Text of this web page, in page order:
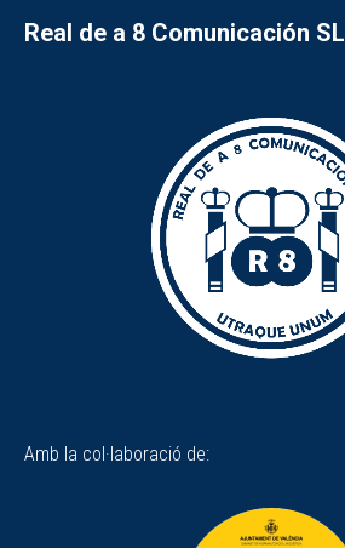
Real de a 8 Comunicación SL
Amb la col·laboració de: